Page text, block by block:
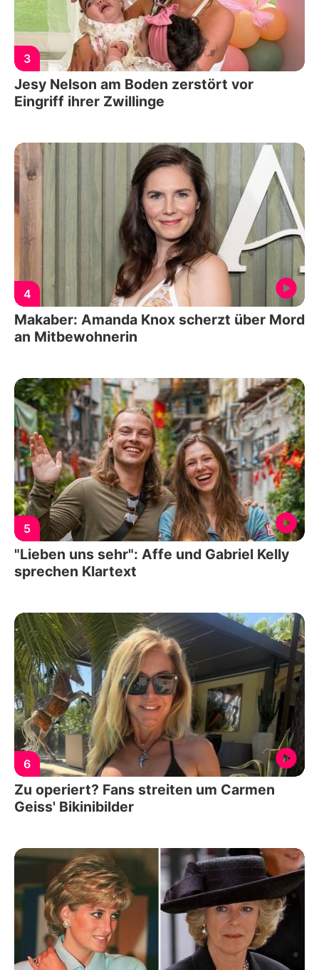
3
Jesy Nelson am Boden zerstört vor
Eingriff ihrer Zwillinge
4
Makaber: Amanda Knox scherzt über Mord
an Mitbewohnerin
5
"Lieben uns sehr": Affe und Gabriel Kelly
sprechen Klartext
6
Zu operiert? Fans streiten um Carmen
Geiss' Bikinibilder